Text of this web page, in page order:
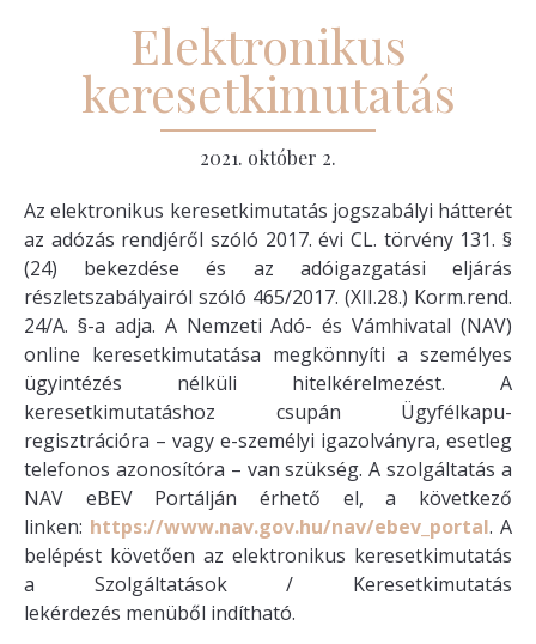
Elektronikus
keresetkimutatás
2021. október 2.
Az elektronikus keresetkimutatás jogszabályi hátterét
az adózás rendjéről szóló 2017. évi CL. törvény 131. §
(24) bekezdése és az adóigazgatási eljárás
részletszabályairól szóló 465/2017. (XII.28.) Korm.rend.
24/A. §-a adja. A Nemzeti Adó- és Vámhivatal (NAV)
online keresetkimutatása megkönnyíti a személyes
ügyintézés nélküli hitelkérelmezést. A
keresetkimutatáshoz csupán Ügyfélkapu-
regisztrációra – vagy e-személyi igazolványra, esetleg
telefonos azonosítóra – van szükség. A szolgáltatás a
NAV eBEV Portálján érhető el, a következő
linken: https://www.nav.gov.hu/nav/ebev_portal. A
belépést követően az elektronikus keresetkimutatás
a Szolgáltatások / Keresetkimutatás
lekérdezés menüből indítható.